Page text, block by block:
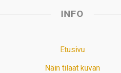
INFO
Etusivu
Näin tilaat kuvan